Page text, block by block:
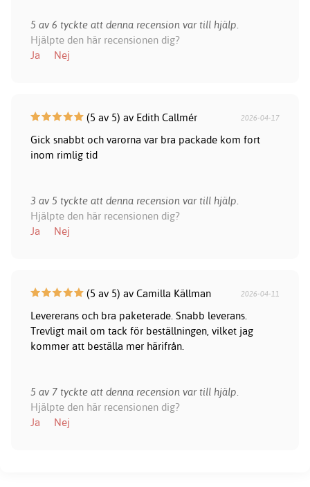
5 av 6 tyckte att denna recension var till hjälp.
Hjälpte den här recensionen dig?
Ja
Nej
(5 av 5) av Edith Callmér 2026-04-17
Gick snabbt och varorna var bra packade kom fort
inom rimlig tid
3 av 5 tyckte att denna recension var till hjälp.
Hjälpte den här recensionen dig?
Ja
Nej
(5 av 5) av Camilla Källman 2026-04-11
Levererans och bra paketerade. Snabb leverans.
Trevligt mail om tack för beställningen, vilket jag
kommer att beställa mer härifrån.
5 av 7 tyckte att denna recension var till hjälp.
Hjälpte den här recensionen dig?
Ja
Nej